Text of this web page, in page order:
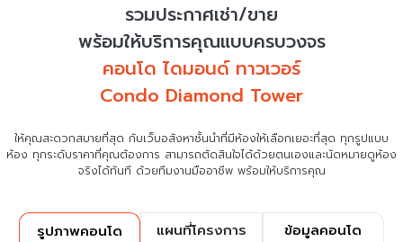
รวมประกาศเช่า/ขาย
พร้อมให้บริการคุณแบบครบวงจร
คอนโด ไดมอนด์ ทาวเวอร์
Condo Diamond Tower
ให้คุณสะดวกสบายที่สุด กับเว็บอสังหาชั้นนำที่มีห้องให้เลือกเยอะที่สุด ทุกรูปแบบ
ห้อง ทุกระดับราคาที่คุณต้องการ สามารถตัดสินใจได้ด้วยตนเองและนัดหมายดูห้อง
จริงได้ทันที ด้วยทีมงานมืออาชีพ พร้อมให้บริการคุณ
รูปภาพคอนโด แผนที่โครงการ ข้อมูลคอนโด